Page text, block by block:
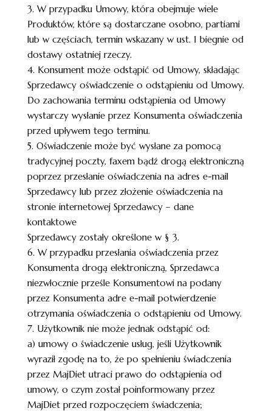
3. W przypadku Umowy, która obejmuje wiele
Produktów, które są dostarczane osobno, partiami
lub w częściach, termin wskazany w ust. 1 biegnie od
dostawy ostatniej rzeczy.
4. Konsument może odstąpić od Umowy, składając
Sprzedawcy oświadczenie o odstąpieniu od Umowy.
Do zachowania terminu odstąpienia od Umowy
wystarczy wysłanie przez Konsumenta oświadczenia
przed upływem tego terminu.
5. Oświadczenie może być wysłane za pomocą
tradycyjnej poczty, faxem bądź drogą elektroniczną
poprzez przesłanie oświadczenia na adres e-mail
Sprzedawcy lub przez złożenie oświadczenia na
stronie internetowej Sprzedawcy – dane
kontaktowe
Sprzedawcy zostały określone w § 3.
6. W przypadku przesłania oświadczenia przez
Konsumenta drogą elektroniczną, Sprzedawca
niezwłocznie prześle Konsumentowi na podany
przez Konsumenta adre e-mail potwierdzenie
otrzymania oświadczenia o odstąpieniu od Umowy.
7. Użytkownik nie może jednak odstąpić od:
a) umowy o świadczenie usług, jeśli Użytkownik
wyraził zgodę na to, że po spełnieniu świadczenia
przez MajDiet utraci prawo do odstąpienia od
umowy, o czym został poinformowany przez
MajDiet przed rozpoczęciem świadczenia;